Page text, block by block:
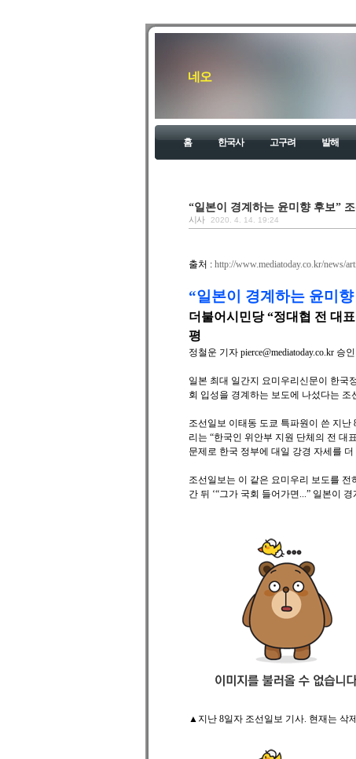
네오
홈 한국사 고구려 발해
“일본이 경계하는 윤미향 후보”
시사 2020. 4. 14. 19:24
출처 : http://www.mediatoday.co.kr/news/
“일본이 경계하는 윤미
더불어시민당 “정대협 전 대
평
정철운 기자 pierce@mediatoday.co.kr 승
일본 최대 일간지 요미우리신문이 한국
회 입성을 경계하는 보도에 나섰다는 조
조선일보 이태동 도쿄 특파원이 쓴 지난
리는 “한국인 위안부 지원 단체의 전 대
문제로 한국 정부에 대일 강경 자세를
조선일보는 이 같은 요미우리 보도를 전
간 뒤 ‘“그가 국회 들어가면...” 일본이
▲지난 8일자 조선일보 기사. 현재는 삭